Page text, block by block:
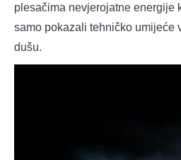
plesačima nevjerojatne energije
samo pokazali tehničko umijeće
dušu.